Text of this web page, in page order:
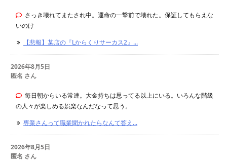
さっき壊れてまたされ中。運命の一撃前で壊れた。保証してもらえな
いのけ
【悲報】某店の『Lからくりサーカス2』...
2026年8月5日
匿名 さん
毎日朝からいる常連。大金持ちは思ってる以上にいる。いろんな階級
の人々が楽しめる娯楽なんだなって思う。
専業さんって職業聞かれたらなんて答え...
2026年8月5日
匿名 さん